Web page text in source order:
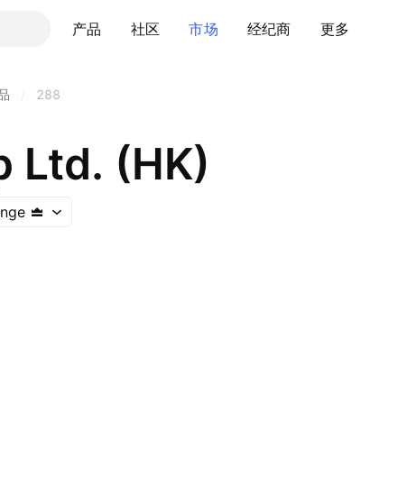
产品 社区 市场 经纪商 更多
288
Ltd. (HK)